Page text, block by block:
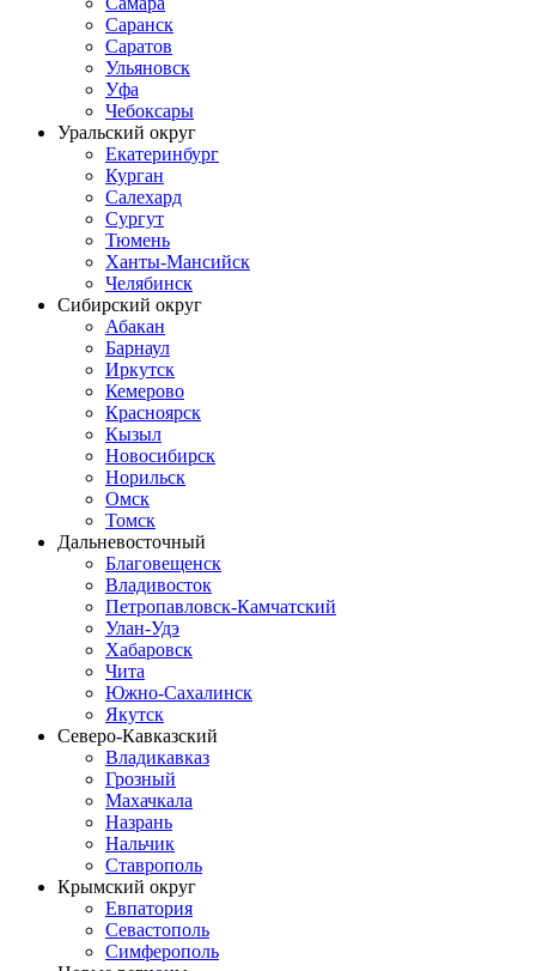
Саранск
Саратов
Ульяновск
Уфа
Чебоксары
Уральский округ
Екатеринбург
Курган
Салехард
Сургут
Тюмень
Ханты-Мансийск
Челябинск
Сибирский округ
Абакан
Барнаул
Иркутск
Кемерово
Красноярск
Кызыл
Новосибирск
Норильск
Омск
Томск
Дальневосточный
Благовещенск
Владивосток
Петропавловск-Камчатский
Улан-Удэ
Хабаровск
Чита
Южно-Сахалинск
Якутск
Северо-Кавказский
Владикавказ
Грозный
Махачкала
Назрань
Нальчик
Ставрополь
Крымский округ
Евпатория
Севастополь
Симферополь